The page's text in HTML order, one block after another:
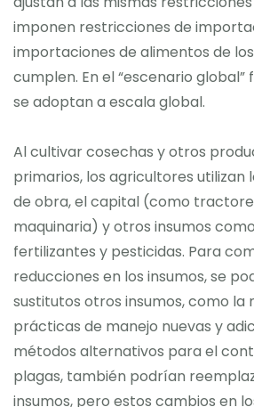
imponen restricciones de
importaciones de alimentos de
cumplen. En el “escenario global”
se adoptan a escala global.
Al cultivar cosechas y otros
primarios, los agricultores utilizan
de obra, el capital (como
maquinaria) y otros insumos
fertilizantes y pesticidas. Para
reducciones en los insumos, se
sustitutos otros insumos, como la
prácticas de manejo nuevas y
métodos alternativos para el
plagas, también podrían
insumos, pero estos cambios en